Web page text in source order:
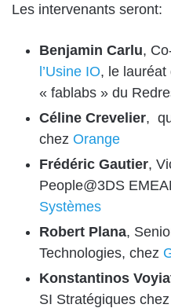
Les intervenants seront:
Benjamin Carlu,
l’Usine IO, le lauréat
« fablabs » du
Céline Crevelier,
chez Orange
Frédéric Gautier,
People@3DS
Systèmes
Robert Plana,
Technologies, chez
Konstantinos
SI Stratégiques chez